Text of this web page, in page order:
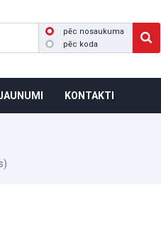
pēc nosaukuma
pēc koda
KONTAKTI